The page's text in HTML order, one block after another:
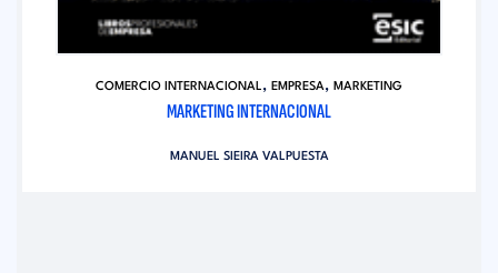
COMERCIO INTERNACIONAL, EMPRESA, MARKETING
MARKETING INTERNACIONAL
MANUEL SIEIRA VALPUESTA